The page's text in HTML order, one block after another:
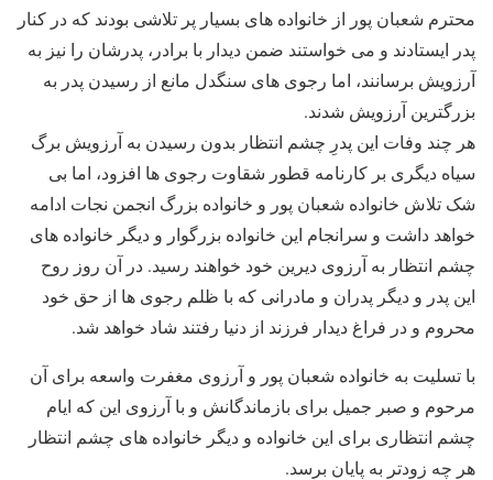
محترم شعبان پور از خانواده های بسیار پر تلاشی بودند که در کنار
پدر ایستادند و می خواستند ضمن دیدار با برادر، پدرشان را نیز به
آرزویش برسانند، اما رجوی های سنگدل مانع از رسیدن پدر به
بزرگترین آرزویش شدند.
هر چند وفات این پدرِ چشم انتظار بدون رسیدن به آرزویش برگ
سیاه دیگری بر کارنامه قطور شقاوت رجوی ها افزود، اما بی
شک تلاش خانواده شعبان پور و خانواده بزرگ انجمن نجات ادامه
خواهد داشت و سرانجام این خانواده بزرگوار و دیگر خانواده های
چشم انتظار به آرزوی دیرین خود خواهند رسید. در آن روز روح
این پدر و دیگر پدران و مادرانی که با ظلم رجوی ها از حق خود
محروم و در فراغ دیدار فرزند از دنیا رفتند شاد خواهد شد.
با تسلیت به خانواده شعبان پور و آرزوی مغفرت واسعه برای آن
مرحوم و صبر جمیل برای بازماندگانش و با آرزوی این که ایام
چشم انتظاری برای این خانواده و دیگر خانواده های چشم انتظار
هر چه زودتر به پایان برسد.